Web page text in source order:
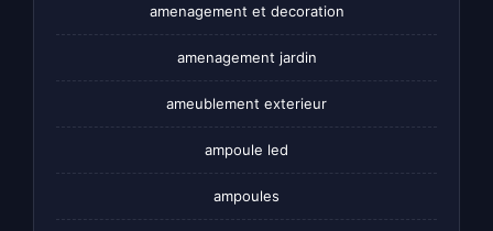
amenagement et decoration
amenagement jardin
ameublement exterieur
ampoule led
ampoules